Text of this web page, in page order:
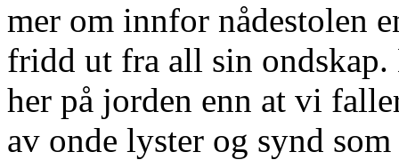
mer om innfor nådestolen
fridd ut fra all sin
her på jorden enn at vi
av onde lyster og synd